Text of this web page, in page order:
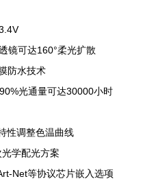
镜可达160°柔光扩散
防水技术
光通量可达30000小时
性调整色温曲线
学配光方案
Net等协议芯片嵌入选项